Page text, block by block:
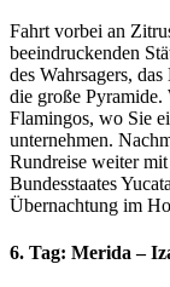
Fahrt vorbei an
beeindruckenden
des Wahrsagers,
die große Pyramide.
Flamingos, wo Sie
unternehmen.
Rundreise weiter
Bundesstaates
Übernachtung im
6. Tag: Merida –